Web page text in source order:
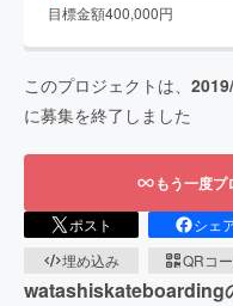
目標金額400,000円
このプロジェクトは、
に募集を終了しました
もう一度
ポスト シェ
埋め込み
QRコ
watashiskateboarding